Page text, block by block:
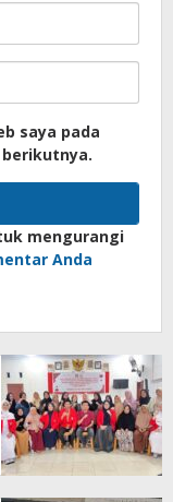
saya pada
mengurangi
Anda